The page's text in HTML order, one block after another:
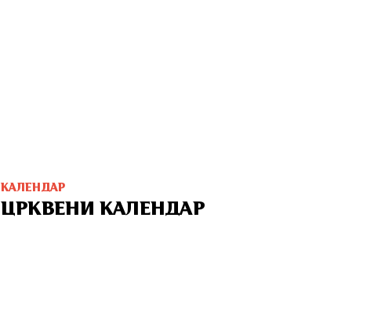
КАЛЕНДАР
ЦРКВЕНИ КАЛЕНДАР